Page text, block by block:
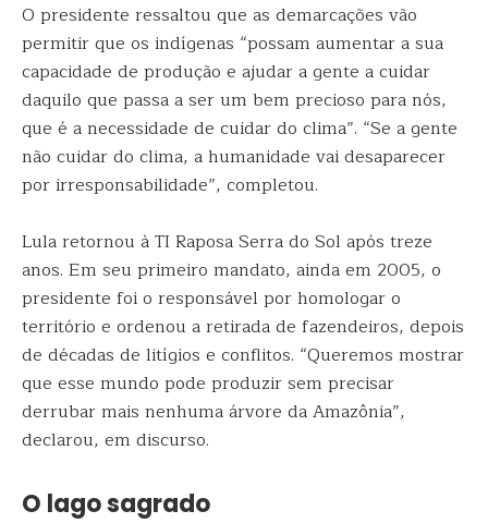
O presidente ressaltou que as demarcações vão
permitir que os indígenas “possam aumentar a sua
capacidade de produção e ajudar a gente a cuidar
daquilo que passa a ser um bem precioso para nós,
que é a necessidade de cuidar do clima”. “Se a gente
não cuidar do clima, a humanidade vai desaparecer
por irresponsabilidade”, completou.
Lula retornou à TI Raposa Serra do Sol após treze
anos. Em seu primeiro mandato, ainda em 2005, o
presidente foi o responsável por homologar o
território e ordenou a retirada de fazendeiros, depois
de décadas de litígios e conflitos. “Queremos mostrar
que esse mundo pode produzir sem precisar
derrubar mais nenhuma árvore da Amazônia”,
declarou, em discurso.
O lago sagrado